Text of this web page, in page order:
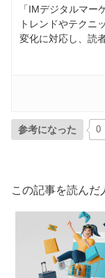
「IMデジタルマ
トレンドやテクニ
変化に対応し、読
参考になった 0
この記事を読んだ